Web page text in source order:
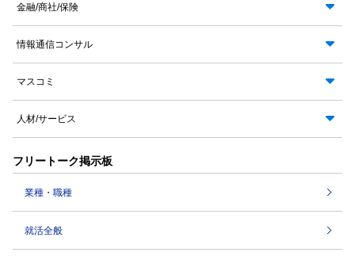
金融/商社/保険
情報通信コンサル
マスコミ
人材/サービス
フリートーク掲示板
業種・職種
就活全般